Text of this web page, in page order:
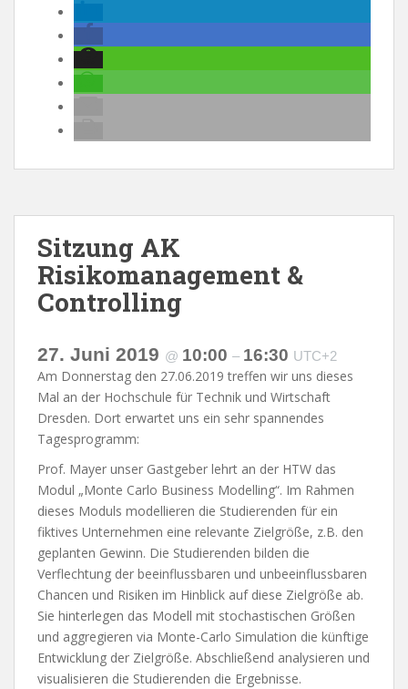
Sitzung AK
Risikomanagement &
Controlling
27. Juni 2019 @ 10:00 – 16:30 UTC+2
Am Donnerstag den 27.06.2019 treffen wir uns dieses
Mal an der Hochschule für Technik und Wirtschaft
Dresden. Dort erwartet uns ein sehr spannendes
Tagesprogramm:
Prof. Mayer unser Gastgeber lehrt an der HTW das
Modul „Monte Carlo Business Modelling“. Im Rahmen
dieses Moduls modellieren die Studierenden für ein
fiktives Unternehmen eine relevante Zielgröße, z.B. den
geplanten Gewinn. Die Studierenden bilden die
Verflechtung der beeinflussbaren und unbeeinflussbaren
Chancen und Risiken im Hinblick auf diese Zielgröße ab.
Sie hinterlegen das Modell mit stochastischen Größen
und aggregieren via Monte-Carlo Simulation die künftige
Entwicklung der Zielgröße. Abschließend analysieren und
visualisieren die Studierenden die Ergebnisse.